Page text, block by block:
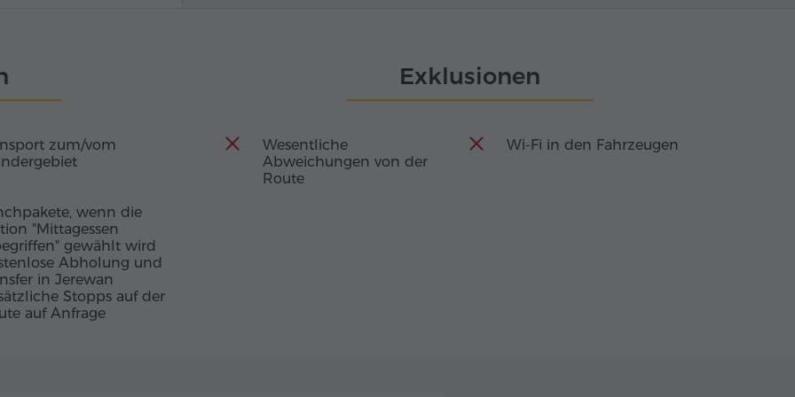
Mkhitar Gosh
Gelehrten
Weisheit bis heute
zum/vom
wenn die
"Mittagessen
gewählt wird
Abholung und
in Jerewan
Stopps auf der
auf Anfrage
Exklusionen
Wesentliche
Abweichungen von der
Route
Wi-Fi in den Fahrzeugen